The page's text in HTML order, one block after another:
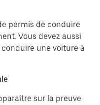
permis de conduire
Vous devez aussi
une voiture à
sur la preuve